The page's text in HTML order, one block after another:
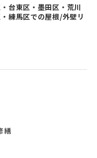
台東区・墨田区・荒川
練馬区での屋根/外壁リ
繕